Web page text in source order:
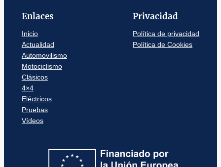
Enlaces
Inicio
Actualidad
Automovilismo
Motociclismo
Clásicos
4×4
Eléctricos
Pruebas
Vídeos
Privacidad
Política de privacidad
Política de Cookies